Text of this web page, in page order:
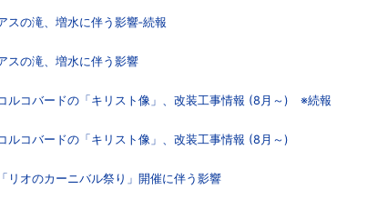
スの滝、増水に伴う影響‐続報
スの滝、増水に伴う影響
コバードの「キリスト像」、改装工事情報 (8月～) ※続報
コバードの「キリスト像」、改装工事情報 (8月～)
オのカーニバル祭り」開催に伴う影響